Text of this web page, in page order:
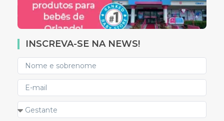
INSCREVA-SE NA NEWS!